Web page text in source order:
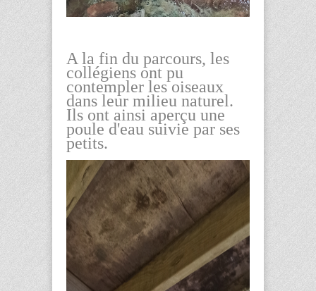
A la fin du parcours, les
collégiens ont pu
contempler les oiseaux
dans leur milieu naturel.
Ils ont ainsi aperçu une
poule d'eau suivie par ses
petits.